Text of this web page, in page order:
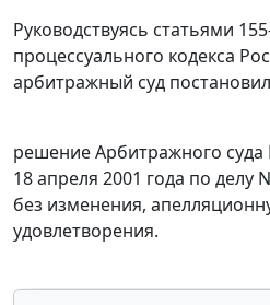
Руководствуясь статьями
процессуального кодекса
арбитражный суд
решениеАрбитражного суда
18 апреля 2001 года по делу
без изменения,
удовлетворения.